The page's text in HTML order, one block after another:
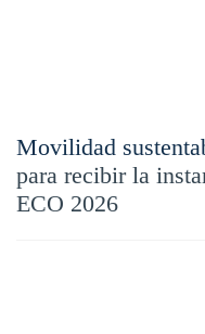
Movilidad
para recibir la
ECO 2026